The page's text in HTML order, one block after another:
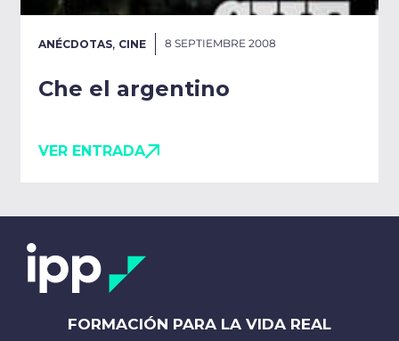
ANÉCDOTAS, CINE 8 SEPTIEMBRE 2008
Che el argentino
VER ENTRADA
FORMACIÓN PARA LA VIDA REAL